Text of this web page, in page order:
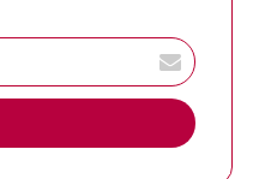
أ
د
خ
ل